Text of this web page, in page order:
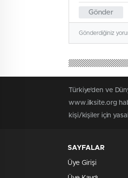
Gönder
Gönderdiğiniz
Türkiye'den ve
www.ilksite.org
kişi/kişiler için
SAYFALAR
Üye Girişi